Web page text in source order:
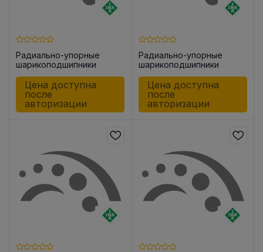
Радиально-упорные
шарикоподшипники
ZKLN1242 -2Z
Цена доступна
после
авторизации
Радиально-упорные
шарикоподшипники
ZKLN1545 -2Z
Цена доступна
после
авторизации